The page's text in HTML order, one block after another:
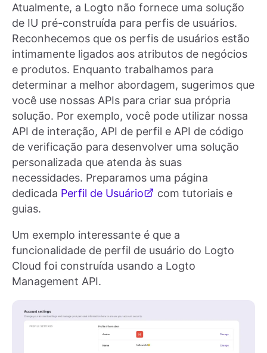
Atualmente, a Logto não fornece uma solução
de IU pré-construída para perfis de usuários.
Reconhecemos que os perfis de usuários estão
intimamente ligados aos atributos de negócios
e produtos. Enquanto trabalhamos para
determinar a melhor abordagem, sugerimos que
você use nossas APIs para criar sua própria
solução. Por exemplo, você pode utilizar nossa
API de interação, API de perfil e API de código
de verificação para desenvolver uma solução
personalizada que atenda às suas
necessidades. Preparamos uma página
dedicada Perfil de Usuário
com tutoriais e
guias.
Um exemplo interessante é que a
funcionalidade de perfil de usuário do Logto
Cloud foi construída usando a Logto
Management API.